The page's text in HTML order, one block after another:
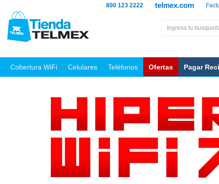
telmex.com
800 123 2222
Cobertura WiFi Celulares Teléfonos Ofertas Pagar